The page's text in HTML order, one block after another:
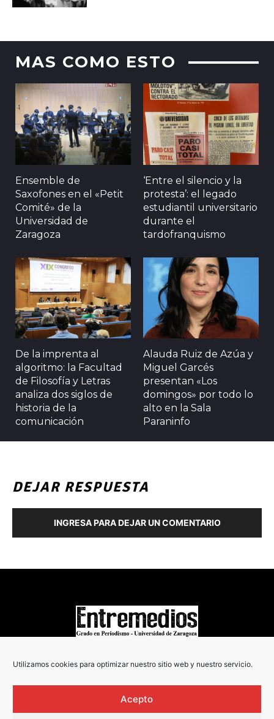
Utilizamos cookies para optimizar nuestro sitio web y nuestro servicio.
Acepto
MAS COMO ESTO
Ensemble de
Saxofones en el «Petit
Comité» de la
Universidad de
Zaragoza
‘Entre el silencio y la
protesta’: el legado
estudiantil universitario
durante el
tardofranquismo
De la imprenta al
algoritmo: la Facultad
de Filosofía y Letras
analiza dos siglos de
historia de la
comunicación
Alauda Ruiz de Azúa y
Miguel Garcés
presentan «Los
domingos» por todo lo
alto en la Sala
Paraninfo
DEJAR RESPUESTA
INGRESA PARA DEJAR UN COMENTARIO